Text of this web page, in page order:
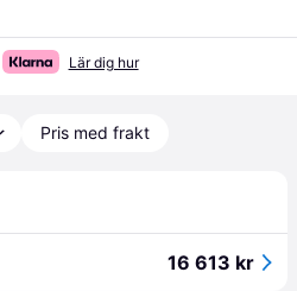
Lär dig hur
Pris med frakt
16 613 kr